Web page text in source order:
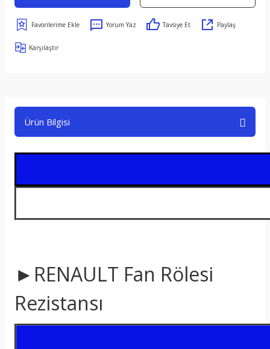
Yorum Yaz Tavsiye Et Paylaş
Karşılaştır
Ürün Bilgisi
►RENAULT Fan Rölesi
Rezistansı